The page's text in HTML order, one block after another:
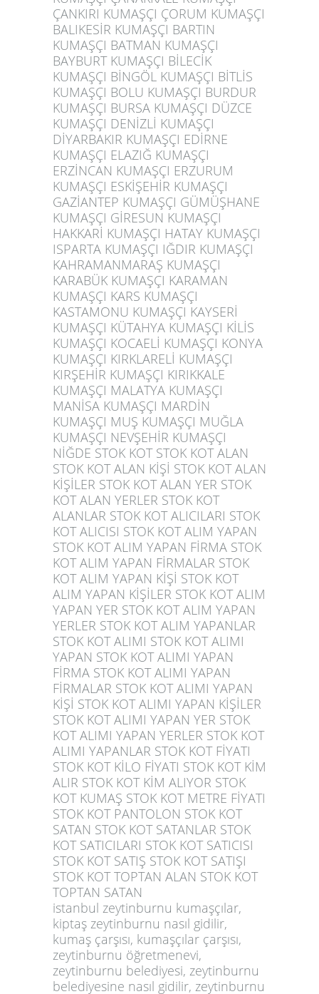
ÇANKIRI KUMAŞÇI ÇORUM KUMAŞÇI
BALIKESİR KUMAŞÇI BARTIN
KUMAŞÇI BATMAN KUMAŞÇI
BAYBURT KUMAŞÇI BİLECİK
KUMAŞÇI BİNGÖL KUMAŞÇI BİTLİS
KUMAŞÇI BOLU KUMAŞÇI BURDUR
KUMAŞÇI BURSA KUMAŞÇI DÜZCE
KUMAŞÇI DENİZLİ KUMAŞÇI
DİYARBAKIR KUMAŞÇI EDİRNE
KUMAŞÇI ELAZIĞ KUMAŞÇI
ERZİNCAN KUMAŞÇI ERZURUM
KUMAŞÇI ESKİŞEHİR KUMAŞÇI
GAZİANTEP KUMAŞÇI GÜMÜŞHANE
KUMAŞÇI GİRESUN KUMAŞÇI
HAKKARİ KUMAŞÇI HATAY KUMAŞÇI
ISPARTA KUMAŞÇI IĞDIR KUMAŞÇI
KAHRAMANMARAŞ KUMAŞÇI
KARABÜK KUMAŞÇI KARAMAN
KUMAŞÇI KARS KUMAŞÇI
KASTAMONU KUMAŞÇI KAYSERİ
KUMAŞÇI KÜTAHYA KUMAŞÇI KİLİS
KUMAŞÇI KOCAELİ KUMAŞÇI KONYA
KUMAŞÇI KIRKLARELİ KUMAŞÇI
KIRŞEHİR KUMAŞÇI KIRIKKALE
KUMAŞÇI MALATYA KUMAŞÇI
MANİSA KUMAŞÇI MARDİN
KUMAŞÇI MUŞ KUMAŞÇI MUĞLA
KUMAŞÇI NEVŞEHİR KUMAŞÇI
NİĞDE STOK KOT STOK KOT ALAN
STOK KOT ALAN KİŞİ STOK KOT ALAN
KİŞİLER STOK KOT ALAN YER STOK
KOT ALAN YERLER STOK KOT
ALANLAR STOK KOT ALICILARI STOK
KOT ALICISI STOK KOT ALIM YAPAN
STOK KOT ALIM YAPAN FİRMA STOK
KOT ALIM YAPAN FİRMALAR STOK
KOT ALIM YAPAN KİŞİ STOK KOT
ALIM YAPAN KİŞİLER STOK KOT ALIM
YAPAN YER STOK KOT ALIM YAPAN
YERLER STOK KOT ALIM YAPANLAR
STOK KOT ALIMI STOK KOT ALIMI
YAPAN STOK KOT ALIMI YAPAN
FİRMA STOK KOT ALIMI YAPAN
FİRMALAR STOK KOT ALIMI YAPAN
KİŞİ STOK KOT ALIMI YAPAN KİŞİLER
STOK KOT ALIMI YAPAN YER STOK
KOT ALIMI YAPAN YERLER STOK KOT
ALIMI YAPANLAR STOK KOT FİYATI
STOK KOT KİLO FİYATI STOK KOT KİM
ALIR STOK KOT KİM ALIYOR STOK
KOT KUMAŞ STOK KOT METRE FİYATI
STOK KOT PANTOLON STOK KOT
SATAN STOK KOT SATANLAR STOK
KOT SATICILARI STOK KOT SATICISI
STOK KOT SATIŞ STOK KOT SATIŞI
STOK KOT TOPTAN ALAN STOK KOT
TOPTAN SATAN
istanbul zeytinburnu kumaşçılar,
kiptaş zeytinburnu nasıl gidilir,
kumaş çarşısı, kumaşçılar çarşısı,
zeytinburnu öğretmenevi,
zeytinburnu belediyesi, zeytinburnu
belediyesine nasıl gidilir, zeytinburnu